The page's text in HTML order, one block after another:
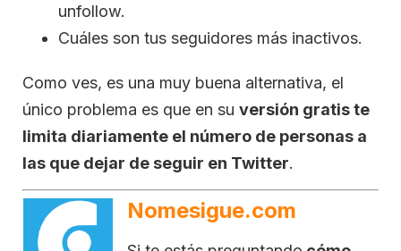
unfollow.
Cuáles son tus seguidores más inactivos.
Como ves, es una muy buena alternativa, el
único problema es que en su versión gratis te
limita diariamente el número de personas a
las que dejar de seguir en Twitter.
Nomesigue.com